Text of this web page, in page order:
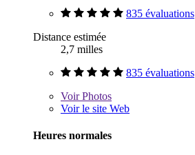
835 évaluations
Distance estimée
2,7 milles
835 évaluations
VoirPhotos
Voir le site Web
Heures normales